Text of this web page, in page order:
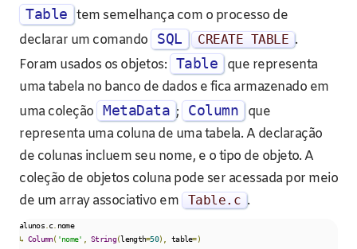
Table tem semelhança com o processo de
declarar um comando
SQL CREATE TABLE .
Foram usados os objetos: Table
que representa
uma tabela no banco de dados e fica armazenado em
uma coleção MetaData ; Column
que
representa uma coluna de uma tabela. A declaração
de colunas incluem seu nome, e o tipo de objeto. A
coleção de objetos coluna pode ser acessada por meio
de um array associativo em
Table. c .
alunos. c.
nome
↳ Column( 'nome' String(length=50), table=)